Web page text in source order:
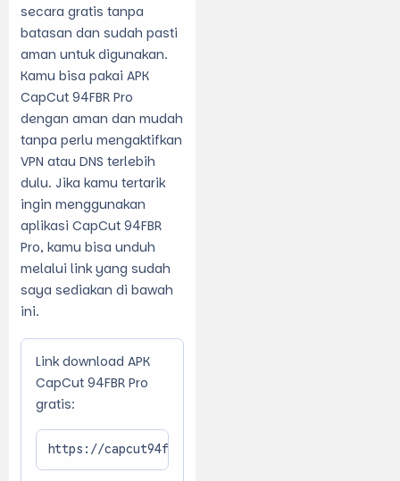
secara gratis tanpa
batasan dan sudah pasti
aman untuk digunakan.
Kamu bisa pakai APK
CapCut 94FBR Pro
dengan aman dan mudah
tanpa perlu mengaktifkan
VPN atau DNS terlebih
dulu. Jika kamu tertarik
ingin menggunakan
aplikasi CapCut 94FBR
Pro, kamu bisa unduh
melalui link yang sudah
saya sediakan di bawah
ini.
Link download APK
CapCut 94FBR Pro
gratis:
https://capcut94fbr.com